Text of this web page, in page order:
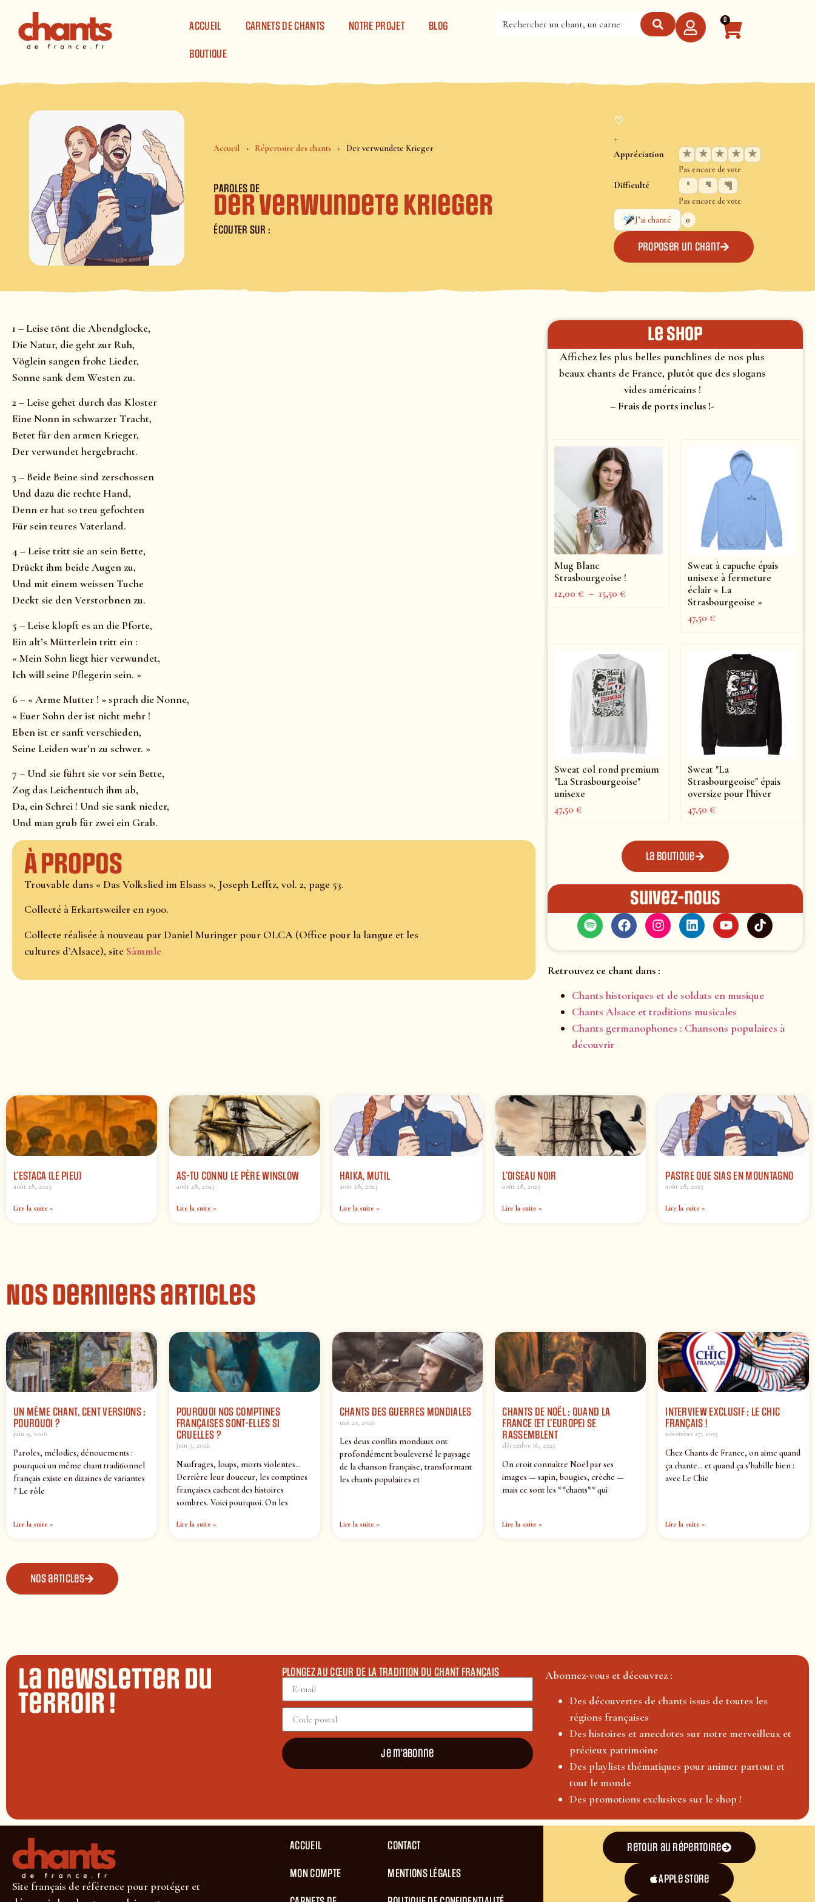
ACCUEIL
CARNETS DE CHANTS NOTRE PROJET BLOG
BOUTIQUE
0
Accueil Répertoire des chants Der verwundete Krieger
PAROLES DE
Der verwundete Krieger
ÉCOUTER SUR :
♡
+
Appréciation ★ ★ ★ ★ ★
Pas encore de vote
Difficulté
Pas encore de vote
J’ai chanté
0
Proposer un chant
1 – Leise tönt die Abendglocke,
Die Natur, die geht zur Ruh,
Vöglein sangen frohe Lieder,
Sonne sank dem Westen zu.
2 – Leise gehet durch das Kloster
Eine Nonn in schwarzer Tracht,
Betet für den armen Krieger,
Der verwundet hergebracht.
3 – Beide Beine sind zerschossen
Und dazu die rechte Hand,
Denn er hat so treu gefochten
Für sein teures Vaterland.
4 – Leise tritt sie an sein Bette,
Drückt ihm beide Augen zu,
Und mit einem weissen Tuche
Deckt sie den Verstorbnen zu.
5 – Leise klopft es an die Pforte,
Ein alt’s Mütterlein tritt ein :
« Mein Sohn liegt hier verwundet,
Ich will seine Pflegerin sein. »
6 – « Arme Mutter ! » sprach die Nonne,
« Euer Sohn der ist nicht mehr !
Eben ist er sanft verschieden,
Seine Leiden war’n zu schwer. »
7 – Und sie führt sie vor sein Bette,
Zog das Leichentuch ihm ab,
Da, ein Schrei ! Und sie sank nieder,
Und man grub für zwei ein Grab.
À propos
Trouvable dans « Das Volkslied im Elsass », Joseph Lefftz, vol. 2, page 53.
Collecté à Erkartsweiler en 1900.
Collecte réalisée à nouveau par Daniel Muringer pour OLCA (Office pour la langue et les
cultures d’Alsace), site Sàmmle
le shop
Affichez les plus belles punchlines de nos plus
beaux chants de France, plutôt que des slogans
vides américains !
– Frais de ports inclus !-
Mug Blanc
Strasbourgeoise !
12,00€ – 15,50€
Sweat à capuche épais
unisexe à fermeture
éclair « La
Strasbourgeoise »
47,50€
Sweat col rond premium
"La Strasbourgeoise"
unisexe
47,50€
Sweat "La
Strasbourgeoise" épais
oversize pour l'hiver
47,50€
La boutique
Suivez-nous
Retrouvez ce chant dans :
Chants historiques et de soldats en musique
Chants Alsace et traditions musicales
Chants germanophones : Chansons populaires à
découvrir
L’ESTACA (LE PIEU)
août 28, 2023
Lire la suite »
AS-TU CONNU LE PÈRE WINSLOW
août 28, 2023
Lire la suite »
HAIKA, MUTIL
août 28, 2023
Lire la suite »
L’OISEAU NOIR
août 28, 2023
Lire la suite »
PASTRE QUE SIAS EN MOUNTAGNO
août 28, 2023
Lire la suite »
Nos derniers articles
UN MÊME CHANT, CENT VERSIONS :
POURQUOI ?
juin 9, 2026
Paroles, mélodies, dénouements :
pourquoi un même chant traditionnel
français existe en dizaines de variantes
? Le rôle
Lire la suite »
POURQUOI NOS COMPTINES
FRANÇAISES SONT-ELLES SI
CRUELLES ?
juin 7, 2026
Naufrages, loups, morts violentes…
Derrière leur douceur, les comptines
françaises cachent des histoires
sombres. Voici pourquoi. On les
Lire la suite »
CHANTS DES GUERRES MONDIALES
mai 21, 2026
Les deux conflits mondiaux ont
profondément bouleversé le paysage
de la chanson française, transformant
les chants populaires et
Lire la suite »
CHANTS DE NOËL : QUAND LA
FRANCE (ET L’EUROPE) SE
RASSEMBLENT
décembre 16, 2025
On croit connaître Noël par ses
images — sapin, bougies, crèche —
mais ce sont les **chants** qui
Lire la suite »
INTERVIEW EXCLUSIF : LE CHIC
FRANÇAIS !
novembre 27, 2025
Chez Chants de France, on aime quand
ça chante… et quand ça s’habille bien :
avec Le Chic
Lire la suite »
Nos articles
La newsletter du
terroir !
PLONGEZ AU CŒUR DE LA TRADITION DU CHANT FRANÇAIS
Je m'abonne
Abonnez-vous et découvrez :
Des découvertes de chants issus de toutes les
régions françaises
Des histoires et anecdotes sur notre merveilleux et
précieux patrimoine
Des playlists thématiques pour animer partout et
tout le monde
Des promotions exclusives sur le shop !
Site français de référence pour protéger et
ACCUEIL
MON COMPTE
CONTACT
MENTIONS LÉGALES
Retour au répertoire
Apple Store